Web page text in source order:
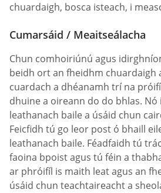
chuardaigh, bosca isteach, i
Cumarsáid / Meaitseálacha
Chun comhoiriúnú agus
beidh ort an fheidhm chuardaigh
cuardach a dhéanamh trí na
dhuine a oireann do do bhlas. Nó
leathanach baile a úsáid chun
Feicfidh tú go leor post ó bhaill
leathanach baile. Féadfaidh tú
faoina bpoist agus tú féin a
ar phróifíl is maith leat agus an
úsáid chun teachtaireacht a